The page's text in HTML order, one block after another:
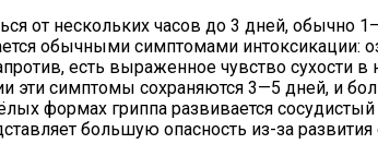
от нескольких часов до 3 дней, обычно
обычными симптомами
есть выраженное чувство
эти симптомы сохраняются 3—5 дней, и
формах гриппа развивается сосудистый
большую опасность из-за